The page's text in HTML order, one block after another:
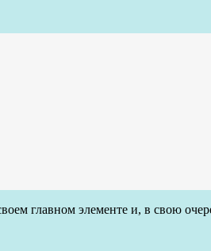
главном элементе и, в свою